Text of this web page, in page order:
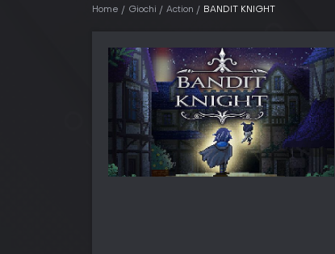
Home Giochi Action BANDIT KNIGHT